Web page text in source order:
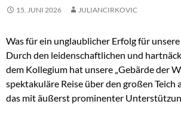
15. JUNI 2026 JULIANCIRKOVIC
Was für ein unglaublicher Erfolg für
Durch den leidenschaftlichen und
dem Kollegium hat unsere „Gebärde der
spektakuläre Reise über den großen Teich
das mit äußerst prominenter